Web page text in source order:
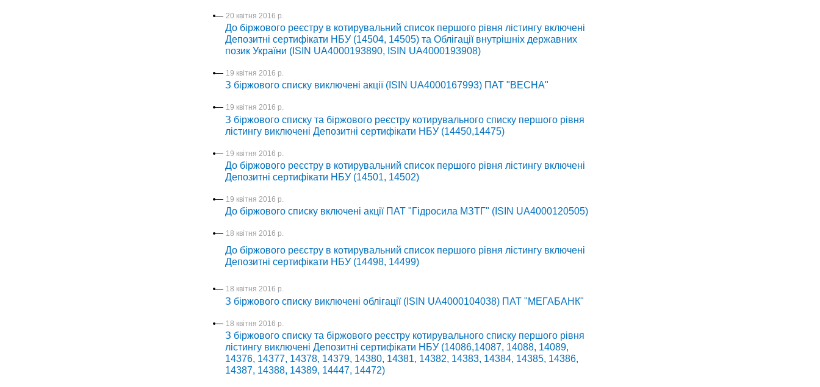
20 квітня 2016 р.
До біржового реєстру в котирувальний список першого рівня лістингу включені
Депозитні сертифікати НБУ (14504, 14505) та Облігації внутрішніх державних
позик України (ISIN UA4000193890, ISIN UA4000193908)
19 квітня 2016 р.
З біржового списку виключені акції (ISIN UA4000167993) ПАТ "ВЕСНА"
19 квітня 2016 р.
З біржового списку та біржового реєстру котирувального списку першого рівня
лістингу виключені Депозитні сертифікати НБУ (14450,14475)
19 квітня 2016 р.
До біржового реєстру в котирувальний список першого рівня лістингу включені
Депозитні сертифікати НБУ (14501, 14502)
19 квітня 2016 р.
До біржового списку включені акції ПАТ "Гідросила МЗТГ" (ISIN UA4000120505)
18 квітня 2016 р.
До біржового реєстру в котирувальний список першого рівня лістингу включені
Депозитні сертифікати НБУ (14498, 14499)
18 квітня 2016 р.
З біржового списку виключені облігації (ISIN UA4000104038) ПАТ "МЕГАБАНК"
18 квітня 2016 р.
З біржового списку та біржового реєстру котирувального списку першого рівня
лістингу виключені Депозитні сертифікати НБУ (14086,14087, 14088, 14089,
14376, 14377, 14378, 14379, 14380, 14381, 14382, 14383, 14384, 14385, 14386,
14387, 14388, 14389, 14447, 14472)